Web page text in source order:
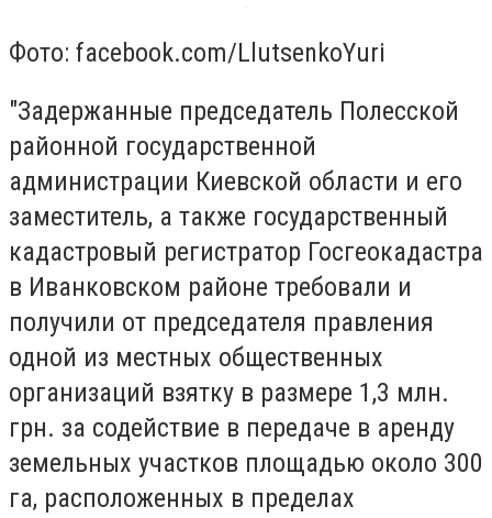
Фото: facebook.com/LlutsenkoYuri
"Задержанные председатель Полесской
районной государственной
администрации Киевской области и его
заместитель, а также государственный
кадастровый регистратор Госгеокадастра
в Иванковском районе требовали и
получили от председателя правления
одной из местных общественных
организаций взятку в размере 1,3 млн.
грн. за содействие в передаче в аренду
земельных участков площадью около 300
га, расположенных в пределах